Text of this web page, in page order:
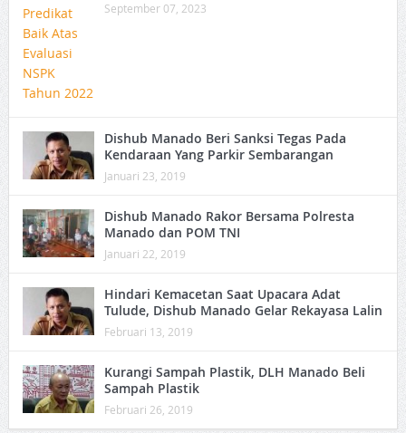
September 07, 2023
Dishub Manado Beri Sanksi Tegas Pada
Kendaraan Yang Parkir Sembarangan
Januari 23, 2019
Dishub Manado Rakor Bersama Polresta
Manado dan POM TNI
Januari 22, 2019
Hindari Kemacetan Saat Upacara Adat
Tulude, Dishub Manado Gelar Rekayasa Lalin
Februari 13, 2019
Kurangi Sampah Plastik, DLH Manado Beli
Sampah Plastik
Februari 26, 2019